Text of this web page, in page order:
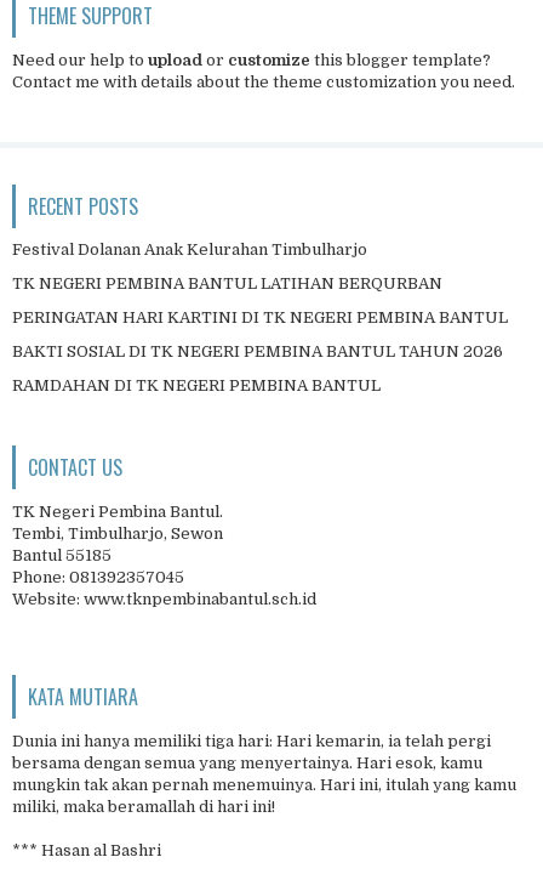
THEME SUPPORT
Need our help to upload or customize this blogger template?
Contact me with details about the theme customization you need.
RECENT POSTS
Festival Dolanan Anak Kelurahan Timbulharjo
TK NEGERI PEMBINA BANTUL LATIHAN BERQURBAN
PERINGATAN HARI KARTINI DI TK NEGERI PEMBINA BANTUL
BAKTI SOSIAL DI TK NEGERI PEMBINA BANTUL TAHUN 2026
RAMDAHAN DI TK NEGERI PEMBINA BANTUL
CONTACT US
TK Negeri Pembina Bantul.
Tembi, Timbulharjo, Sewon
Bantul 55185
Phone: 081392357045
Website: www.tknpembinabantul.sch.id
KATA MUTIARA
Dunia ini hanya memiliki tiga hari: Hari kemarin, ia telah pergi
bersama dengan semua yang menyertainya. Hari esok, kamu
mungkin tak akan pernah menemuinya. Hari ini, itulah yang kamu
miliki, maka beramallah di hari ini!
*** Hasan al Bashri